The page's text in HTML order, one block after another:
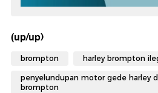
(up/up)
brompton harley brompton
penyelundupan motor gede harley
brompton